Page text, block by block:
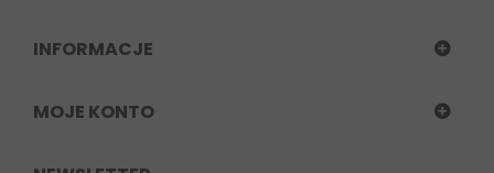
INFORMACJE
MOJE KONTO